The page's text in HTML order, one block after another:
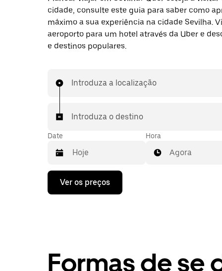
cidade, consulte este guia para saber como
máximo a sua experiência na cidade Sevilha.
aeroporto para um hotel através da Uber e
e destinos populares.
Introduza a localização
Introduza o destino
Date
Prima
tecla
calendário
Hora
Agora
Ver os preços
Formas de se